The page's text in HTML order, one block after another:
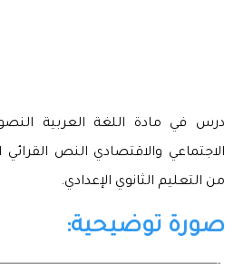
درس في مادة اللغة العربية
الاجتماعي والاقتصادي النص القرائي
من التعليم الثانوي الإعدادي.
صورة توضيحية: